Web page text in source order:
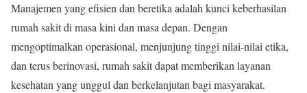
Manajemen yang efisien dan beretika adalah kunci keberhasilan
rumah sakit di masa kini dan masa depan. Dengan
mengoptimalkan operasional, menjunjung tinggi nilai-nilai etika,
dan terus berinovasi, rumah sakit dapat memberikan layanan
kesehatan yang unggul dan berkelanjutan bagi masyarakat.